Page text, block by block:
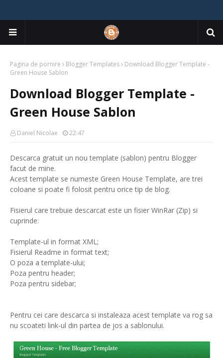
Pagina de pornire Blogger Templates
Download Blogger Template -
Green House Sablon
Download Blogger Template -
Green House Sablon
Daniel Nicolae 22:47
Descarca gratuit un nou template (sablon) pentru Blogger
facut de mine.
Acest template se numeste Green House Template, are trei
coloane si poate fi folosit pentru orice tip de blog.
Fisierul care trebuie descarcat este un fisier WinRar (Zip) si
cuprinde:
Template-ul in format XML;
Fisierul Readme in format text;
O poza a template-ului;
Poza pentru header;
Poza pentru sidebar;
Pentru cei care descarca si instaleaza acest template va rog sa
nu scoateti link-ul din partea de jos a sablonului.